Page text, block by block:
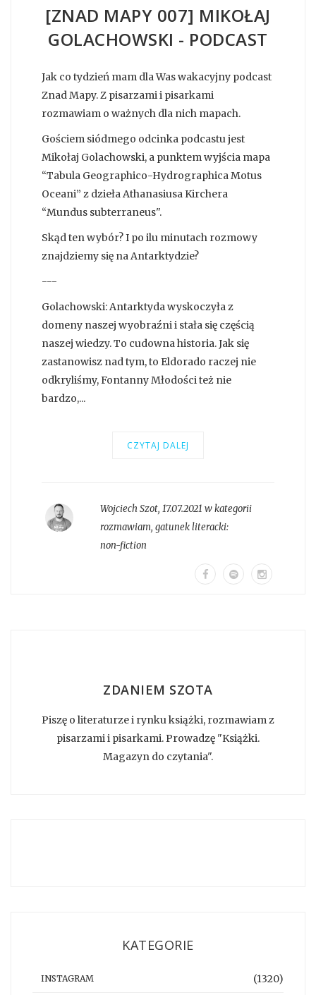
[ZNAD MAPY 007] MIKOŁAJ
GOLACHOWSKI - PODCAST
Jak co tydzień mam dla Was wakacyjny podcast
Znad Mapy. Z pisarzami i pisarkami
rozmawiam o ważnych dla nich mapach.
Gościem siódmego odcinka podcastu jest
Mikołaj Golachowski, a punktem wyjścia mapa
“Tabula Geographico-Hydrographica Motus
Oceani” z dzieła Athanasiusa Kirchera
“Mundus subterraneus".
Skąd ten wybór? I po ilu minutach rozmowy
znajdziemy się na Antarktydzie?
---
Golachowski: Antarktyda wyskoczyła z
domeny naszej wyobraźni i stała się częścią
naszej wiedzy. To cudowna historia. Jak się
zastanowisz nad tym, to Eldorado raczej nie
odkryliśmy, Fontanny Młodości też nie
bardzo,...
CZYTAJ DALEJ
Wojciech Szot, 17.07.2021 w kategorii
rozmawiam, gatunek literacki:
non-fiction
ZDANIEM SZOTA
Piszę o literaturze i rynku książki, rozmawiam z
pisarzami i pisarkami. Prowadzę "Książki.
Magazyn do czytania".
KATEGORIE
INSTAGRAM (1320)